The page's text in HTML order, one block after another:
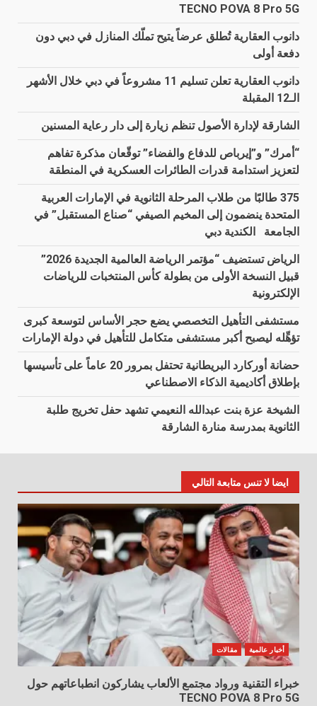
TECNO POVA 8 Pro 5G
دانوب العقارية تُطلق عرضاً يتيح تملّك المنازل في دبي دون
دفعة أولى
دانوب العقارية تعلن تسليم 11 مشروعاً في دبي خلال الأشهر
الـ12 المقبلة
الشارقة لإدارة الأصول تنظم زيارة إلى دار رعاية المسنين
“أمرك” و”إيرباص للدفاع والفضاء” توقّعان مذكرة تفاهم
لتعزيز استدامة قدرات الطائرات العسكرية في المنطقة
375 طالبًا من طلاب المرحلة الثانوية في الإمارات العربية
المتحدة ينضمون إلى المخيم الصيفي “صناع المستقبل” في
الجامعة الكندية دبي
الرياض تستضيف “مؤتمر الرياضة العالمية الجديدة 2026”
قبيل النسخة الأولى من بطولة كأس المنتخبات للرياضات
الإلكترونية
مستشفى التأهيل التخصصي يضع حجر الأساس لتوسعة كبرى
تؤهِّله ليصبح أكبر مستشفى متكامل للتأهيل في دولة الإمارات
حضانة أوركارد البريطانية تحتفل بمرور 20 عاماً على تأسيسها
بإطلاق أكاديمية الذكاء الاصطناعي
الشيخة عزة بنت عبدالله النعيمي تشهد حفل تخريج طلبة
الثانوية بمدرسة منارة الشارقة
ايضا لا تنس متابعة التالي
أخبار عالمية مقالات
خبراء التقنية ورواد مجتمع الألعاب يشاركون انطباعاتهم حول
TECNO POVA 8 Pro 5G